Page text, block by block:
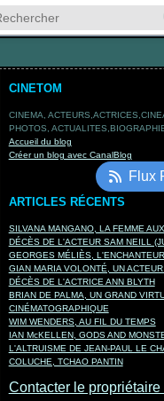
CINETOM
CINEMA,
PHOTOS,
Accueil du blog
Créer un blog avec CanalBlog
Flux
ARTICLES RÉCENTS
SILVANA MANGANO, LA FEMME
DÉCÈS DE L'ACTEUR SAM NEILL
GEORGES MÉLIÈS,
GIAN MARIA VOLONTÉ, UN
DÉCÈS DE L'ACTRICE ANN BLYTH
BRIAN DE PALMA, UN GRAND
CINÉMATOGRAPHIQUE
WIM WENDERS, AU FIL DU TEMPS
IAN McKELLEN, GODS AND
L'ALTRUISME DE JEAN-PAUL LE
COLUCHE, TCHAO PANTIN
Contacter le propriétaire